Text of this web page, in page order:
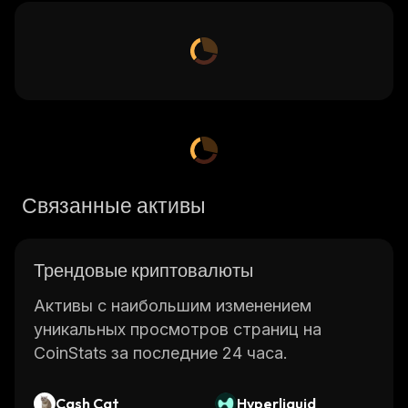
Связанные активы
Трендовые криптовалюты
Активы с наибольшим изменением
уникальных просмотров страниц на
CoinStats за последние 24 часа.
Cash Cat Hyperliquid